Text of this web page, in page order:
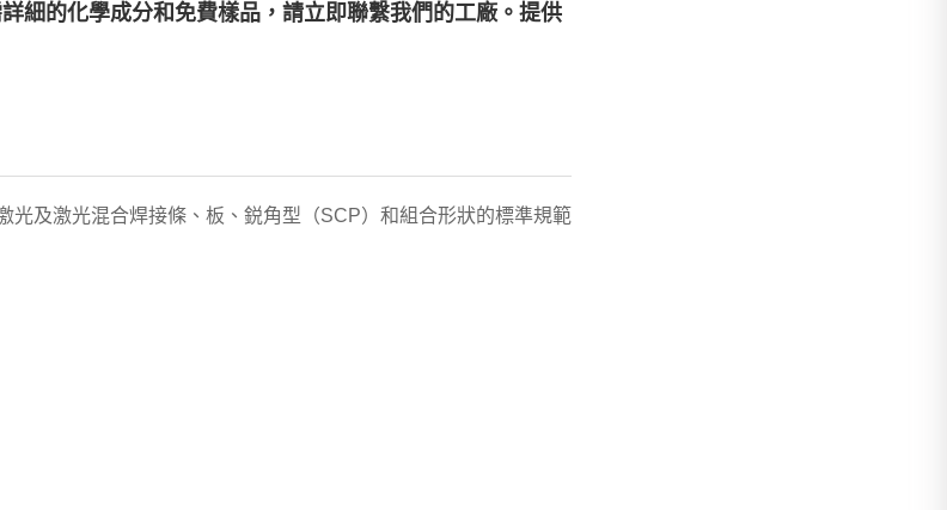
細的化學成分和免費樣品，請立即聯繫我們的工廠。提供
光及激光混合焊接條、板、鋭角型（SCP）和組合形狀的標準規範